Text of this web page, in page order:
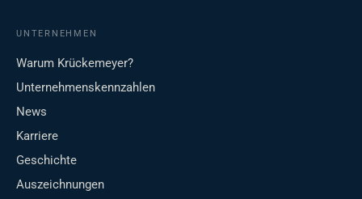
UNTERNEHMEN
Warum Krückemeyer?
Unternehmenskennzahlen
News
Karriere
Geschichte
Auszeichnungen